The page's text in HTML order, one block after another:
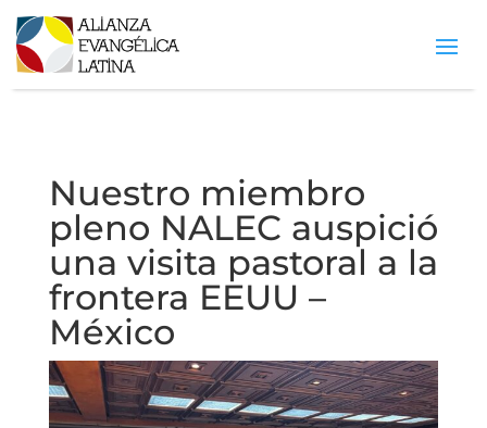
Nuestro miembro
pleno NALEC auspició
una visita pastoral a la
frontera EEUU –
México